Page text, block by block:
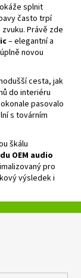
splnit
často trpí
Právě zde
– elegantní a
novou
cesta, jak
do interiéru
pasovalo
s továrním
škálu
OEM audio
pro
výsledek i